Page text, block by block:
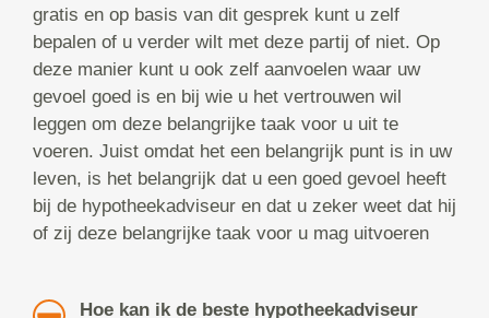
gratis en op basis van dit gesprek kunt u zelf
bepalen of u verder wilt met deze partij of niet. Op
deze manier kunt u ook zelf aanvoelen waar uw
gevoel goed is en bij wie u het vertrouwen wil
leggen om deze belangrijke taak voor u uit te
voeren. Juist omdat het een belangrijk punt is in uw
leven, is het belangrijk dat u een goed gevoel heeft
bij de hypotheekadviseur en dat u zeker weet dat hij
of zij deze belangrijke taak voor u mag uitvoeren
Hoe kan ik de beste hypotheekadviseur